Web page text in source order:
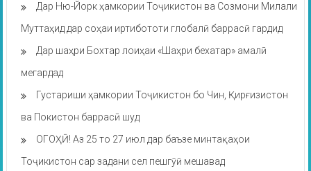
Дар Ню-Йорк ҳамкории Тоҷикистон ва Созмони Милали
Муттаҳид дар соҳаи иртибототи глобалӣ баррасӣ гардид
Дар шаҳри Бохтар лоиҳаи «Шаҳри бехатар» амалӣ
мегардад
Густариши ҳамкории Тоҷикистон бо Чин, Қирғизистон
ва Покистон баррасӣ шуд
ОГОҲӢ! Аз 25 то 27 июл дар баъзе минтақаҳои
Тоҷикистон сар задани сел пешгӯӣ мешавад